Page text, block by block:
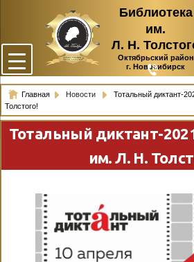
Библиотека
им.
Л. Н.
Октябрьский район
г. Новосибирск
Главная Новости
Тотальный диктант-
Толстого!
Тотальный диктант-
им. Л. Н.